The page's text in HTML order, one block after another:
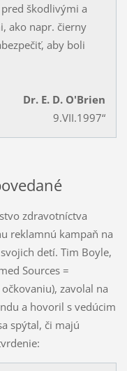
škodlivými a
ako napr. čier­ny
aby boli
Dr. E. D. O'Brien
9.VII.1997“
zdravotníctva
reklamnú kampaň na
detí. Tim Boyle,
Sources =
zavolal na
a hovoril s vedúcim
spýtal, či majú